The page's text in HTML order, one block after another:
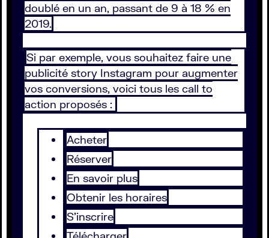
doublé en un an, passant de 9 à 18 % en
2019.
Si par exemple, vous souhaitez faire une
publicité story Instagram pour augmenter
vos conversions, voici tous les call to
action proposés :
Acheter
Réserver
En savoir plus
Obtenir les horaires
S'inscrire